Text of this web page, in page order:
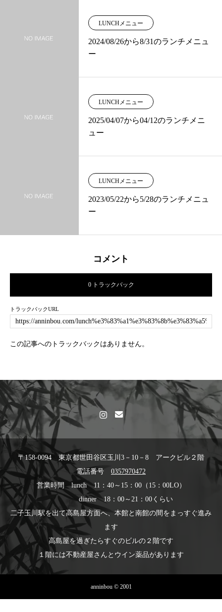
LUNCHメニュー
2024/08/26から8/31のランチメニュ
ー
LUNCHメニュー
2025/04/07から04/12のランチメニ
ュー
LUNCHメニュー
2023/05/22から5/28のランチメニュ
ー
コメント
0 トラックバック
トラックバックURL
この記事へのトラックバックはありません。
〒158-0094 東京都世田谷区玉川3－10－8 アークビル２階
電話番号 0357970472
営業時間 lunch 11：40～15：00（15：00LO）
dinner 18：00～21：00くらい
二子玉川駅を出て高島屋方面へ、本館と南館の間をまっすぐ進み
ます
高島屋を過ぎたらすぐのビルの２階です
１階には不動産屋さんとウイン薬品があります
anninbou © 2001